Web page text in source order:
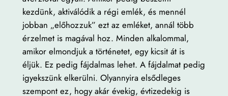
kezdünk, aktiválódik a régi emlék, és mennél
jobban „előhozzuk” ezt az emléket, annál több
érzelmet is magával hoz. Minden alkalommal,
amikor elmondjuk a történetet, egy kicsit át is
éljük. Ez pedig fájdalmas lehet. A fájdalmat pedig
igyekszünk elkerülni. Olyannyira elsődleges
szempont ez, hogy akár évekig, évtizedekig is